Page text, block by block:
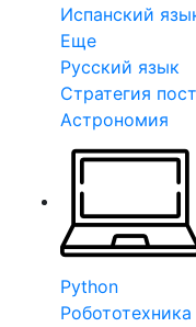
Испанский
Еще
Русский язык
Стратегия
Астрономия
Python
Робототехника